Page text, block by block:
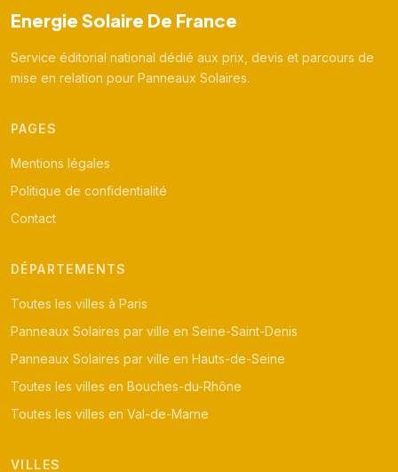
Energie Solaire De France
Service éditorial national dédié aux prix, devis et parcours de
mise en relation pour Panneaux Solaires.
PAGES
Mentions légales
Politique de confidentialité
Contact
DÉPARTEMENTS
Toutes les villes à Paris
Panneaux Solaires par ville en Seine-Saint-Denis
Panneaux Solaires par ville en Hauts-de-Seine
Toutes les villes en Bouches-du-Rhône
Toutes les villes en Val-de-Marne
VILLES